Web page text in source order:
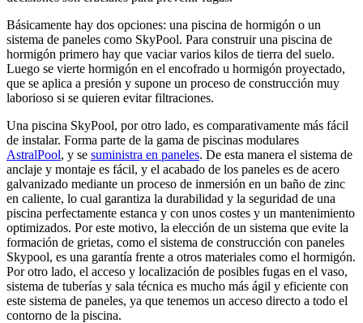
Básicamente hay dos opciones: una piscina de hormigón o un
sistema de paneles como SkyPool. Para construir una piscina de
hormigón primero hay que vaciar varios kilos de tierra del suelo.
Luego se vierte hormigón en el encofrado u hormigón proyectado,
que se aplica a presión y supone un proceso de construcción muy
laborioso si se quieren evitar filtraciones.
Una piscina SkyPool, por otro lado, es comparativamente más fácil
de instalar. Forma parte de la gama de piscinas modulares
AstralPool, y se suministra en paneles. De esta manera el sistema de
anclaje y montaje es fácil, y el acabado de los paneles es de acero
galvanizado mediante un proceso de inmersión en un baño de zinc
en caliente, lo cual garantiza la durabilidad y la seguridad de una
piscina perfectamente estanca y con unos costes y un mantenimiento
optimizados. Por este motivo, la elección de un sistema que evite la
formación de grietas, como el sistema de construcción con paneles
Skypool, es una garantía frente a otros materiales como el hormigón.
Por otro lado, el acceso y localización de posibles fugas en el vaso,
sistema de tuberías y sala técnica es mucho más ágil y eficiente con
este sistema de paneles, ya que tenemos un acceso directo a todo el
contorno de la piscina.